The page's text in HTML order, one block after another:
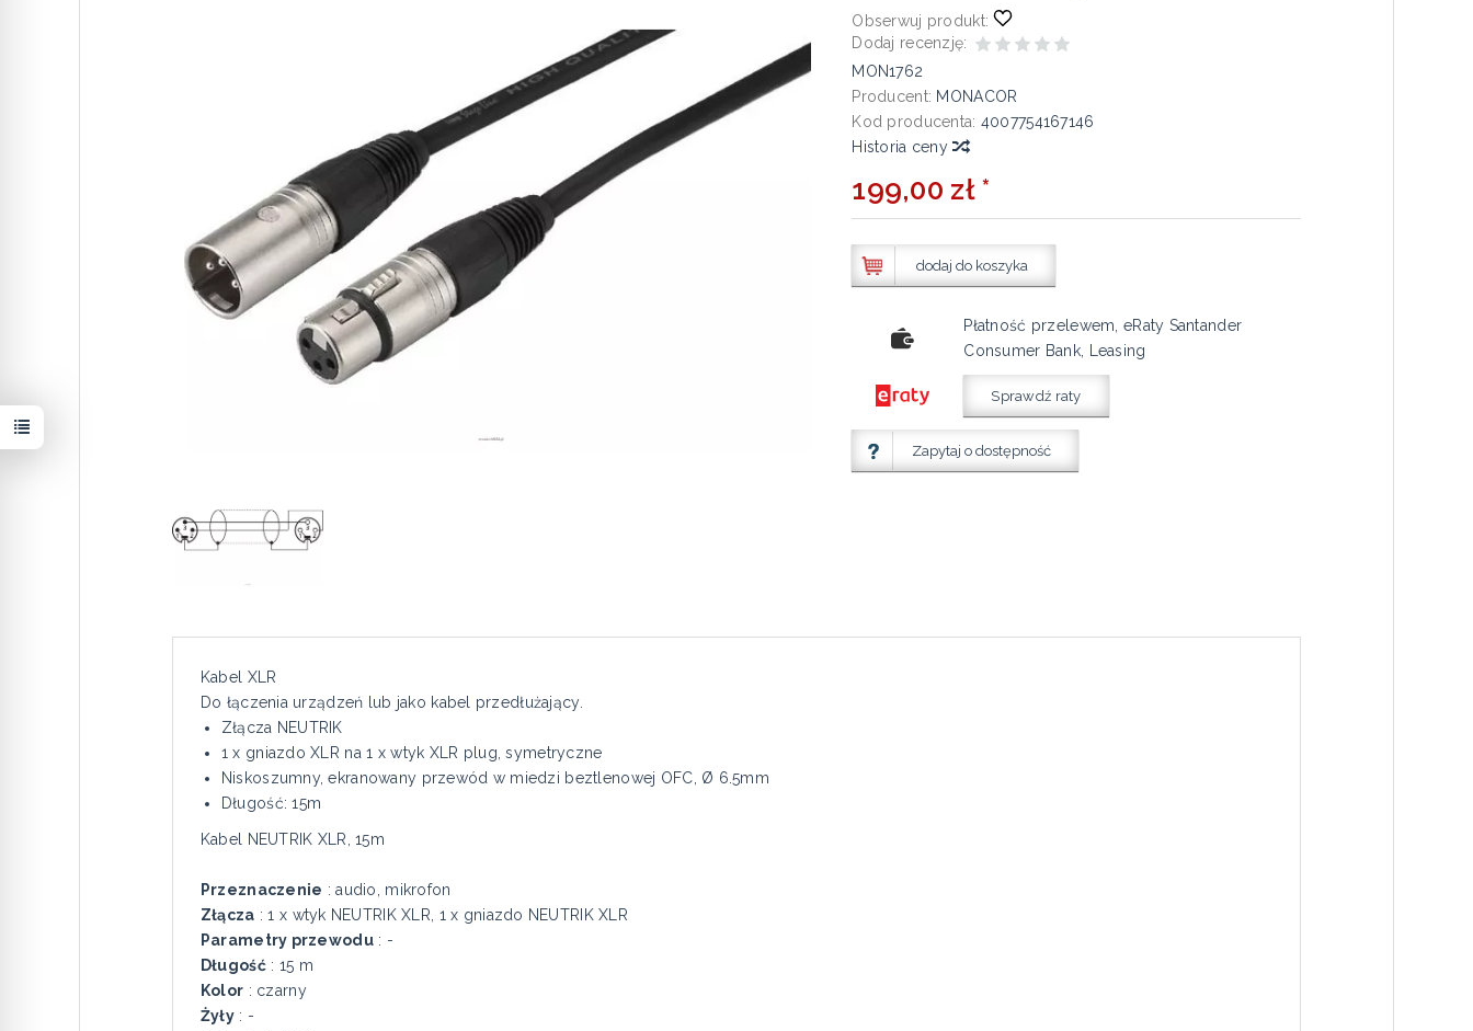
Obserwuj produkt:
Dodaj recenzję:
MON1762
Producent: MONACOR
Kod producenta: 4007754167146
Historia ceny
199,00 zł *
dodaj do koszyka
Płatność przelewem, eRaty Santander
Consumer Bank, Leasing
Sprawdź raty
Zapytaj o dostępność
Kabel XLR
Do łączenia urządzeń lub jako kabel przedłużający.
Złącza NEUTRIK
1 x gniazdo XLR na 1 x wtyk XLR plug, symetryczne
Niskoszumny, ekranowany przewód w miedzi beztlenowej OFC, Ø 6.5mm
Długość: 15m
Kabel NEUTRIK XLR, 15m
Przeznaczenie : audio, mikrofon
Złącza : 1 x wtyk NEUTRIK XLR, 1 x gniazdo NEUTRIK XLR
Parametry przewodu: -
Długość: 15 m
Kolor : czarny
Żyły: -